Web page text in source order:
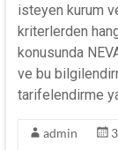
isteyen kurum
kriterlerden
konusunda
ve bu
tarifelendirme
admin